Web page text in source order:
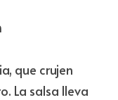
que crujen
La salsa lleva